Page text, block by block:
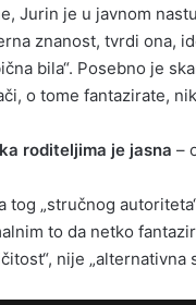
Jurin je u javnom
znanost, tvrdi ona,
bila“. Posebno je
o tome fantazirate,
roditeljima je jasna –
tog „stručnog
to da netko
nije